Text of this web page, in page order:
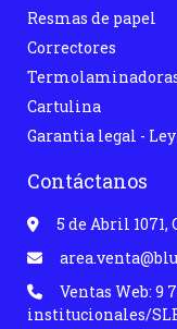
Resmas de papel
Correctores
Cartulina
Garantia legal -
Contáctanos
5 de Abril
Ventas Web: 9
institucionales/